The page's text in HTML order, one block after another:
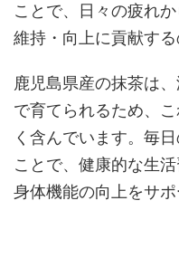
ことで、日々の疲れ
維持・向上に貢献する
鹿児島県産の抹茶は
で育てられるため、
く含んでいます。毎
ことで、健康的な生
身体機能の向上をサポ